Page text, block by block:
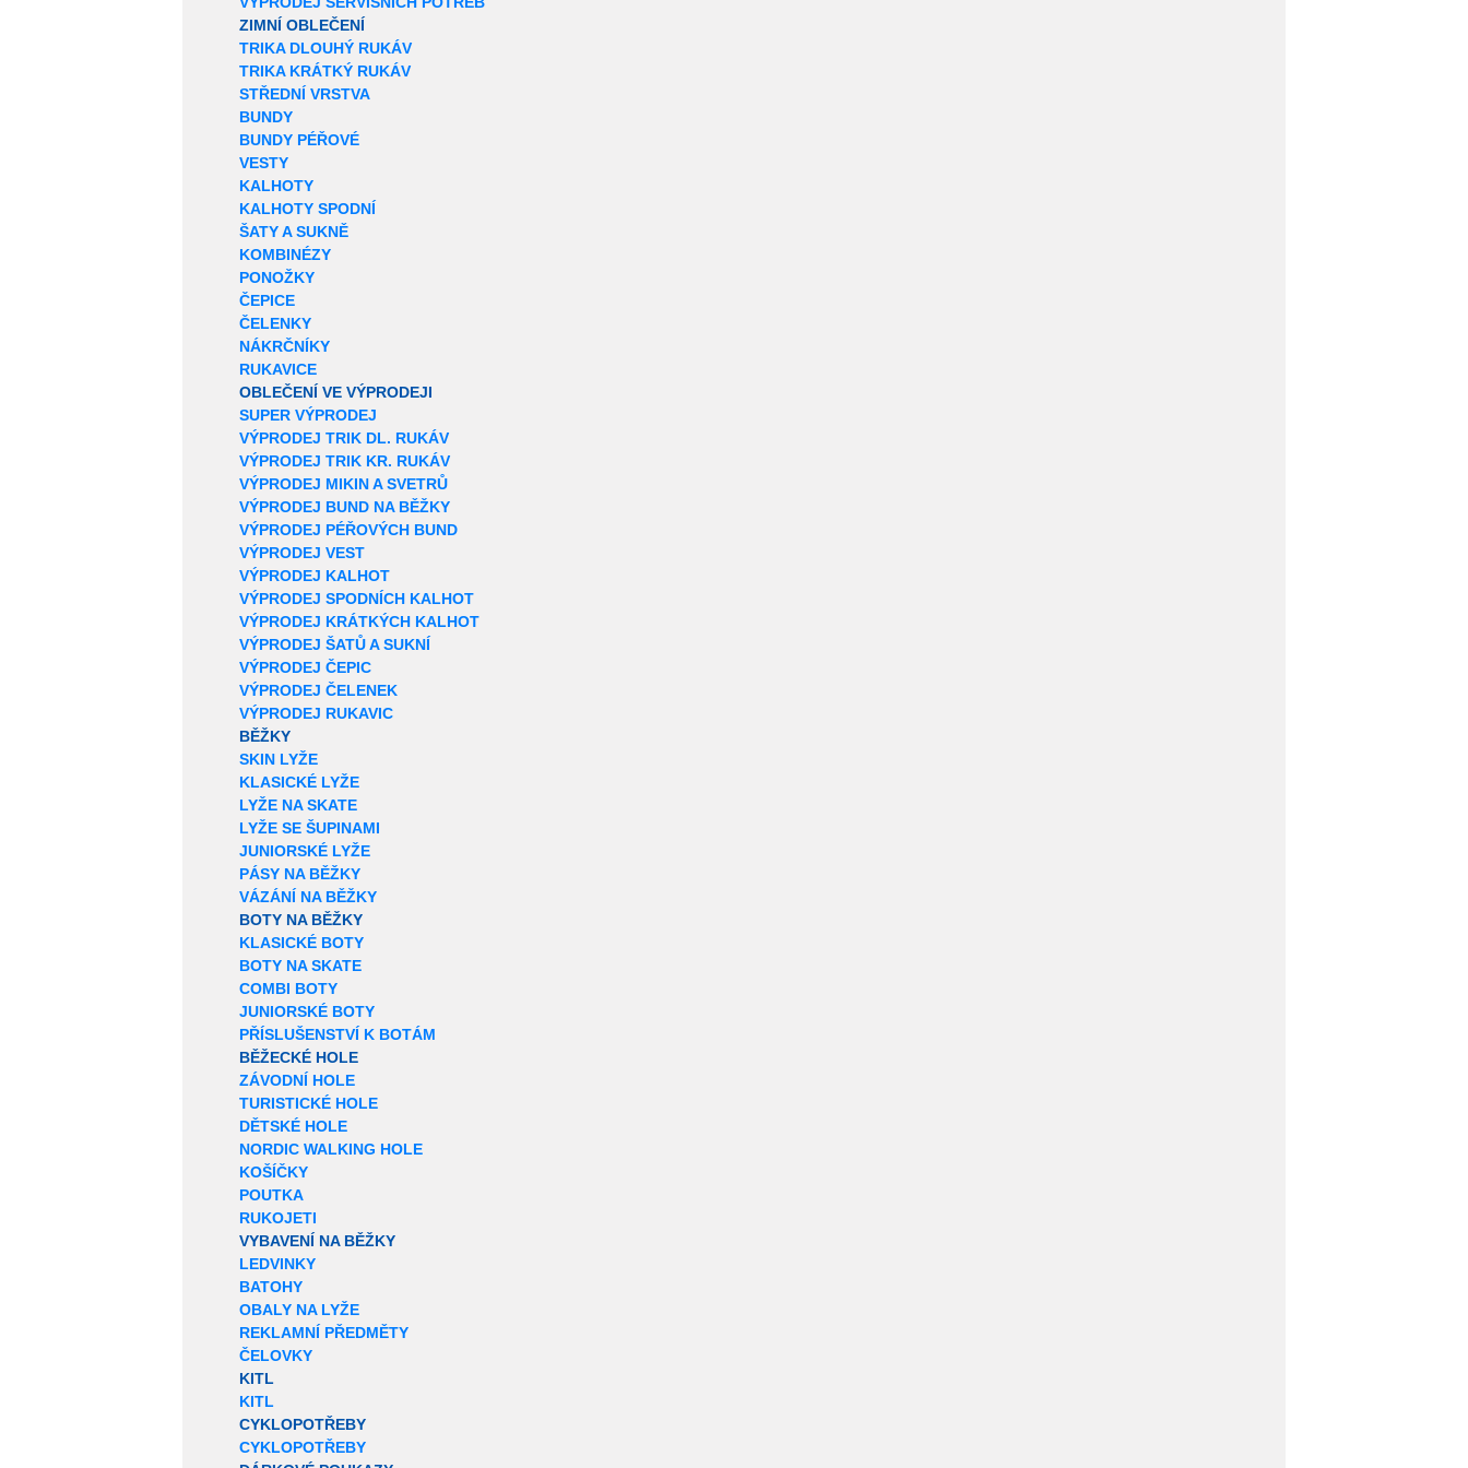
ZIMNÍ OBLEČENÍ
TRIKA DLOUHÝ RUKÁV
TRIKA KRÁTKÝ RUKÁV
STŘEDNÍ VRSTVA
BUNDY
BUNDY PÉŘOVÉ
VESTY
KALHOTY
KALHOTY SPODNÍ
ŠATY A SUKNĚ
KOMBINÉZY
PONOŽKY
ČEPICE
ČELENKY
NÁKRČNÍKY
RUKAVICE
OBLEČENÍ VE VÝPRODEJI
SUPER VÝPRODEJ
VÝPRODEJ TRIK DL. RUKÁV
VÝPRODEJ TRIK KR. RUKÁV
VÝPRODEJ MIKIN A SVETRŮ
VÝPRODEJ BUND NA BĚŽKY
VÝPRODEJ PÉŘOVÝCH BUND
VÝPRODEJ VEST
VÝPRODEJ KALHOT
VÝPRODEJ SPODNÍCH KALHOT
VÝPRODEJ KRÁTKÝCH KALHOT
VÝPRODEJ ŠATŮ A SUKNÍ
VÝPRODEJ ČEPIC
VÝPRODEJ ČELENEK
VÝPRODEJ RUKAVIC
BĚŽKY
SKIN LYŽE
KLASICKÉ LYŽE
LYŽE NA SKATE
LYŽE SE ŠUPINAMI
JUNIORSKÉ LYŽE
PÁSY NA BĚŽKY
VÁZÁNÍ NA BĚŽKY
BOTY NA BĚŽKY
KLASICKÉ BOTY
BOTY NA SKATE
COMBI BOTY
JUNIORSKÉ BOTY
PŘÍSLUŠENSTVÍ K BOTÁM
BĚŽECKÉ HOLE
ZÁVODNÍ HOLE
TURISTICKÉ HOLE
DĚTSKÉ HOLE
NORDIC WALKING HOLE
KOŠÍČKY
POUTKA
RUKOJETI
VYBAVENÍ NA BĚŽKY
LEDVINKY
BATOHY
OBALY NA LYŽE
REKLAMNÍ PŘEDMĚTY
ČELOVKY
KITL
KITL
CYKLOPOTŘEBY
CYKLOPOTŘEBY